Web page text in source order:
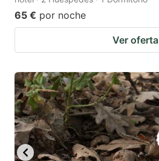
65 € por noche
Ver oferta